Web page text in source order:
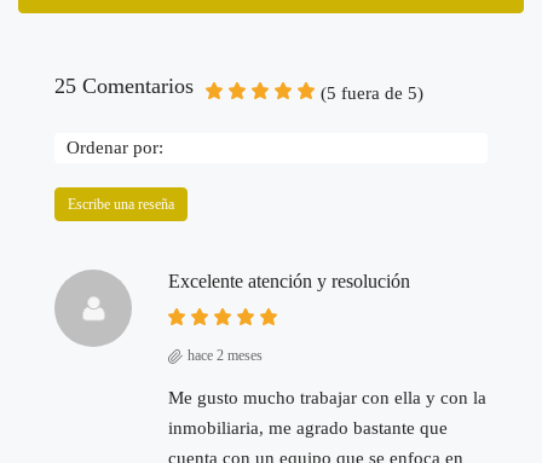
25 Comentarios (5 fuera de 5)
Ordenar por:
Escribe una reseña
Excelente atención y resolución
hace 2 meses
Me gusto mucho trabajar con ella y con la
inmobiliaria, me agrado bastante que
cuenta con un equipo que se enfoca en